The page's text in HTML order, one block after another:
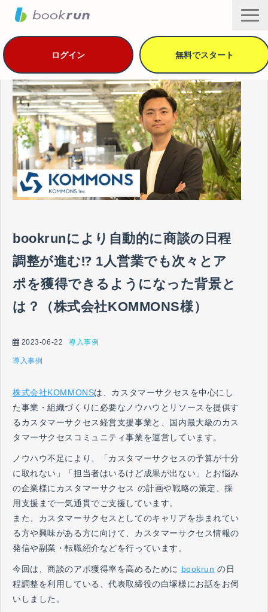
ログイン 無料でスタート
機能・セキュリティ
用途別の活用方法
導入事例
プラン・価格
資料ダウンロード
ヘルプ
bookrunにより自動的に商談の日程
調整が進む⁉︎ 1人営業でも次々とア
ポを獲得できるようになった背景と
は？（株式会社KOMMONS様）
2023-06-22 導入事例
導入事例
株式会社KOMMONSは、カスタマーサクセスを中心にし
た事業・組織づくりに必要なノウハウとリソースを提供す
るカスタマーサクセス経営支援事業と、国内最大級のカス
タマーサクセスコミュニティ事業を運営しています。
ノウハウ不足により、「カスタマーサクセスの予算が十分
に取れない」「担当者はいるけど成果が出ない」とお悩み
の企業様にカスタマーサクセス の計画や戦略の策定、採
用支援まで一気通貫でご支援しています。
また、カスタマーサクセスとしてのキャリアを歩まれてい
る方や興味がある方に向けて、カスタマーサクセス情報の
発信や副業・転職紹介などを行っています。
今回は、商談のアポ獲得率を高めるために bookrun の日
程調整を利用している、代表取締役の白塚様にお話をお伺
いしました。